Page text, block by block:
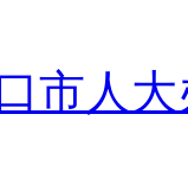
市人